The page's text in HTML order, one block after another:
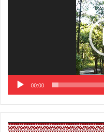
00:00
Video